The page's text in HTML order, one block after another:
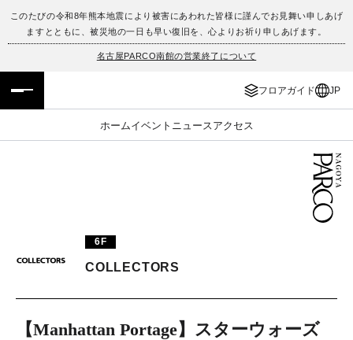
このたびの令和8年熊本地震により被害にあわれた皆様に謹んでお見舞い申しあげ
ますとともに、被災地の一日も早い復旧を、心よりお祈り申しあげます。
名古屋PARCO南館の営業終了について
フロアガイド JP
ホームイベント ニュース アクセス
フロアガイド
イベント・ポップアップ
TAX FREE
JP
ENGLISH
6F
COLLECTORS
【Manhattan Portage】スターウォーズ